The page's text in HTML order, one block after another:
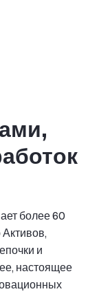
более 60
Активов,
и
настоящее